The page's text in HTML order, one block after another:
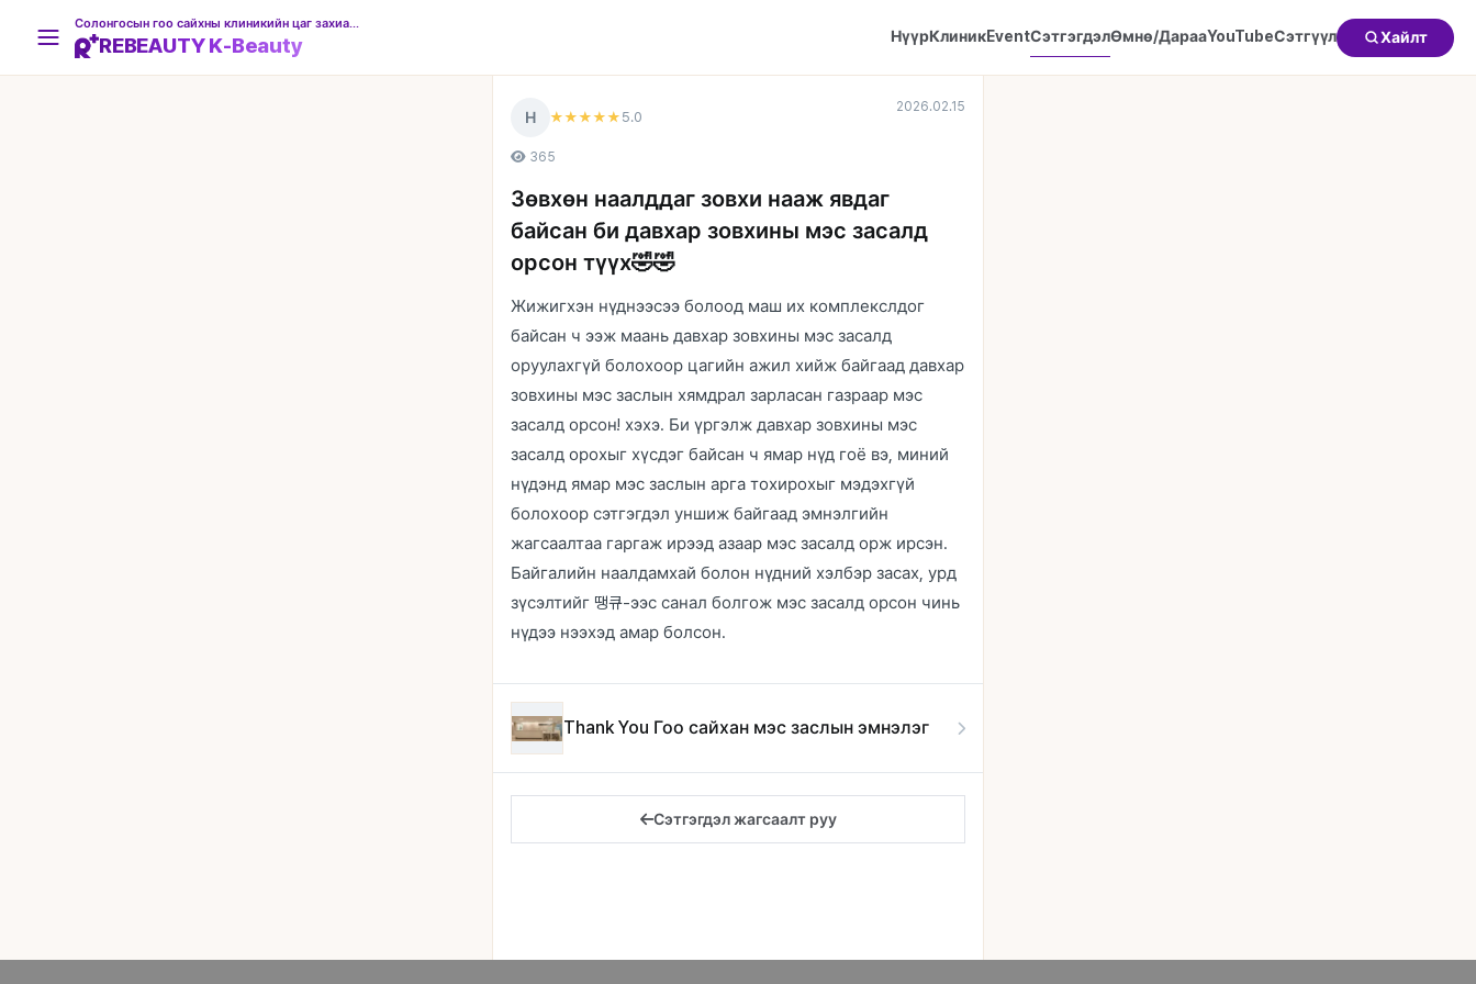
REBEAUTY K-Beauty НүүрКлиникEventСэтгэгдэлӨмнө/ДарааYouTubeСэтгүүл Хайлт
Н ★★★★★ 5.0
2026.02.15
365
Зөвхөн наалддаг зовхи нааж явдаг
байсан би давхар зовхины мэс засалд
орсон түүх🤣🤣
Жижигхэн нүднээсээ болоод маш их комплекслдог
байсан ч ээж маань давхар зовхины мэс засалд
оруулахгүй болохоор цагийн ажил хийж байгаад давхар
зовхины мэс заслын хямдрал зарласан газраар мэс
засалд орсон! хэхэ. Би үргэлж давхар зовхины мэс
засалд орохыг хүсдэг байсан ч ямар нүд гоё вэ, миний
нүдэнд ямар мэс заслын арга тохирохыг мэдэхгүй
болохоор сэтгэгдэл уншиж байгаад эмнэлгийн
жагсаалтаа гаргаж ирээд азаар мэс засалд орж ирсэн.
Байгалийн наалдамхай болон нүдний хэлбэр засах, урд
зүсэлтийг 땡큐-ээс санал болгож мэс засалд орсон чинь
нүдээ нээхэд амар болсон.
Thank You Гоо сайхан мэс заслын эмнэлэг
Сэтгэгдэл жагсаалт руу